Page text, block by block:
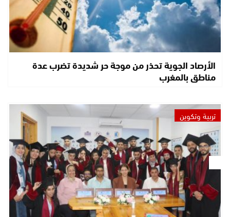
الأرصاد الجوية تحذر من موجة حر شديدة تضرب عدة
مناطق بالمغرب
تربية وتكوين